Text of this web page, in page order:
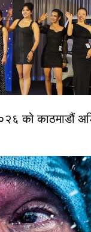
को काठमाडौं